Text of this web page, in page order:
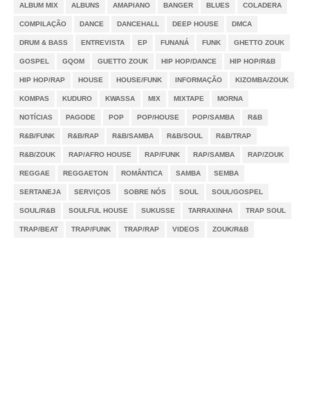
ALBUM MIX ALBUNS AMAPIANO BANGER BLUES COLADERA
COMPILAÇÃO DANCE DANCEHALL DEEP HOUSE DMCA
DRUM & BASS ENTREVISTA EP FUNANÁ FUNK GHETTO ZOUK
GOSPEL GQOM GUETTO ZOUK HIP HOP/DANCE HIP HOP/R&B
HIP HOP/RAP HOUSE HOUSE/FUNK INFORMAÇÃO KIZOMBA/ZOUK
KOMPAS KUDURO KWASSA MIX MIXTAPE MORNA
NOTÍCIAS PAGODE POP POP/HOUSE POP/SAMBA R&B
R&B/FUNK R&B/RAP R&B/SAMBA R&B/SOUL R&B/TRAP
R&B/ZOUK RAP/AFRO HOUSE RAP/FUNK RAP/SAMBA RAP/ZOUK
REGGAE REGGAETON ROMÂNTICA SAMBA SEMBA
SERTANEJA SERVIÇOS SOBRE NÓS SOUL SOUL/GOSPEL
SOUL/R&B SOULFUL HOUSE SUKUSSE TARRAXINHA TRAP SOUL
TRAP/BEAT TRAP/FUNK TRAP/RAP VIDEOS ZOUK/R&B